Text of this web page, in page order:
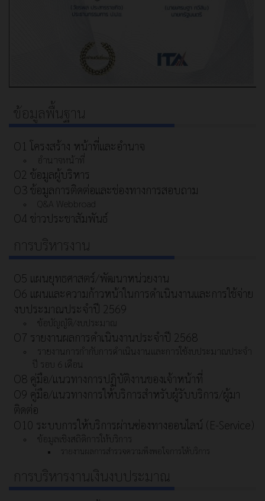
ข้อมูลพื้นฐาน
O1 โครงสร้าง หน้าที่และอำนาจ
อำนาจหน้าที่
O2 ข้อมูลผู้บริหาร
O3 ข้อมูลการติดต่อและช่องทางการสอบถาม
Q&A Webbroad
O4 ข่าวประชาสัมพันธ์
การบริหารงาน
O5 แผนยุทธศาสตร์/พัฒนาหน่วยงาน
O6 แผนและความก้าวหน้าในการดําเนินงานและการใช้จ่าย
งบประมาณประจําปี 2569
ข้อบัญญัติ/งบประมาณ
O7 รายงานผลการดำเนินงานประจำปี 2568
รายงานการกำกับการดำเนินงานและการใช้งบประมาณประจำ
ปี รอบ 6 เดือน
O8 คู่มือ/แนวทางการปฏิบัติงานของเจ้าหน้าที่
O9 คู่มือ/แนวทางการให้บริการสำหรับผู้รับบริการ/ผู้มา
ติดต่อ
O10 ระบบการให้บริการผ่านซ่องทางออนไลน์ (E-Service)
ข้อมูลเชิงสถิติการให้บริการ
รายงานผลการสำรวจความพึงพอใจการให้บริการ
การบริหารงานเงินงบประมาณ